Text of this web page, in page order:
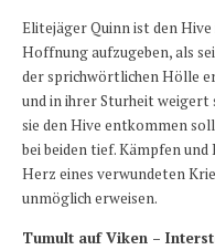
Elitejäger Quinn ist den
Hoffnung aufzugeben, als
der sprichwörtlichen Hölle
und in ihrer Sturheit weigert
sie den Hive entkommen
bei beiden tief. Kämpfen
Herz eines verwundeten
unmöglich erweisen.
Tumult auf Viken –